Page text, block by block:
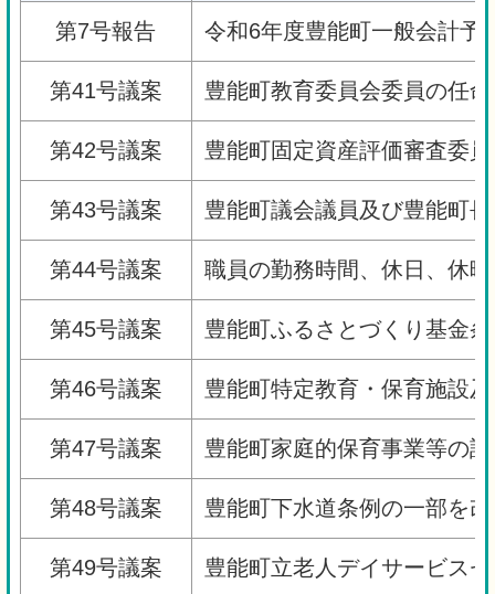
第7号報告 令和6年度豊能町一般会計予
第41号議案 豊能町教育委員会委員の任
第42号議案 豊能町固定資産評価審査委
第43号議案 豊能町議会議員及び豊能町
第44号議案 職員の勤務時間、休日、休
第45号議案 豊能町ふるさとづくり基金
第46号議案 豊能町特定教育・保育施設
第47号議案 豊能町家庭的保育事業等の
第48号議案 豊能町下水道条例の一部を
第49号議案 豊能町立老人デイサービス